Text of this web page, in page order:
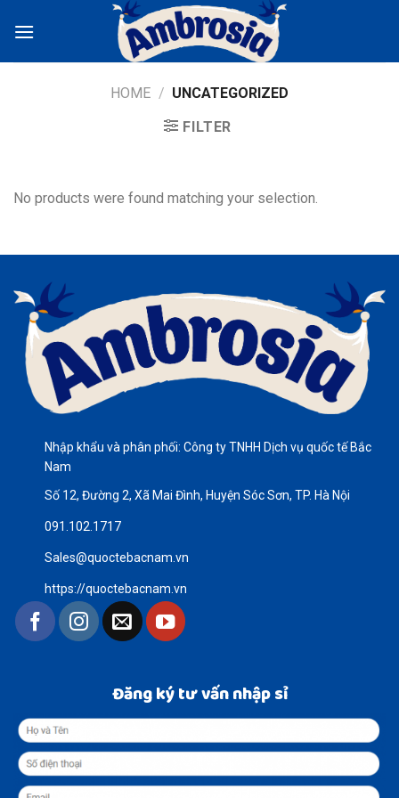
HOME / UNCATEGORIZED
FILTER
No products were found matching your selection.
Nhập khẩu và phân phối: Công ty TNHH Dịch vụ quốc tế Bắc
Nam
Số 12, Đường 2, Xã Mai Đình, Huyện Sóc Sơn, TP. Hà Nội
091.102.1717
Sales@quoctebacnam.vn
https://quoctebacnam.vn
Đăng ký tư vấn nhập sỉ